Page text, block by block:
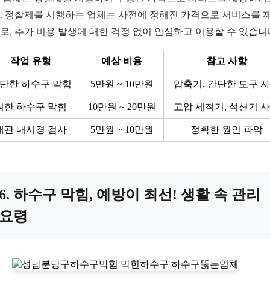
정찰제를 시행하는 업체는 사전에 정해진 가격으로 서비스를
, 추가 비용 발생에 대한 걱정 없이 안심하고 이용할 수 있습니
작업 유형 예상 비용 참고 사항
한 하수구 막힘 5만원 ~ 10만원 압축기, 간단한 도구
한 하수구 막힘 10만원 ~ 20만원 고압 세척기, 석션기
관 내시경 검사 5만원 ~ 10만원 정확한 원인 파악
하수구 막힘, 예방이 최선! 생활 속 관리
령